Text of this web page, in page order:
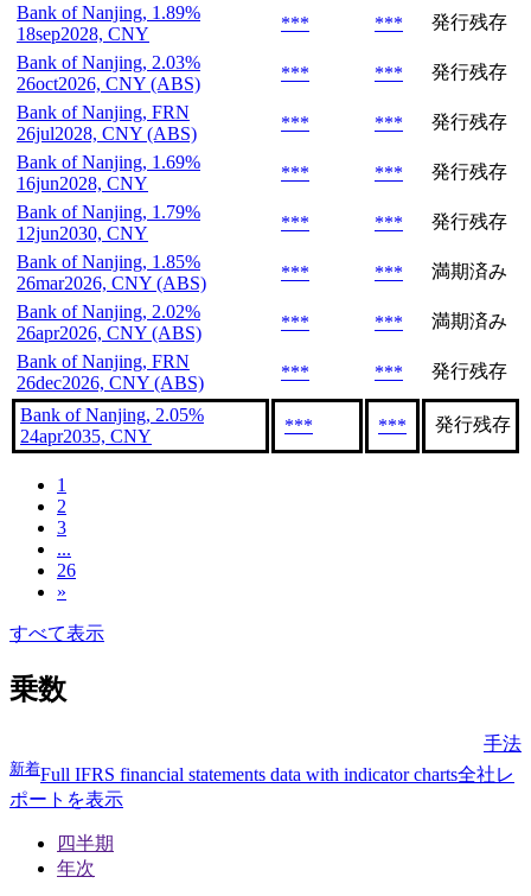
Bank of Nanjing, 1.89%
18sep2028, CNY
*** ***
発行残存
Bank of Nanjing, 2.03%
26oct2026, CNY (ABS)
*** ***
発行残存
Bank of Nanjing, FRN
26jul2028, CNY (ABS)
*** ***
発行残存
Bank of Nanjing, 1.69%
16jun2028, CNY
*** ***
発行残存
Bank of Nanjing, 1.79%
12jun2030, CNY
*** ***
発行残存
Bank of Nanjing, 1.85%
26mar2026, CNY (ABS)
*** ***
満期済み
Bank of Nanjing, 2.02%
26apr2026, CNY (ABS)
*** ***
満期済み
Bank of Nanjing, FRN
26dec2026, CNY (ABS)
*** *** 発行残存
Bank of Nanjing, 2.05%
24apr2035, CNY
*** *** 発行残存
1
2
3
...
26
»
すべて表示
乗数
手法
新着Full IFRS financial statements data with indicator charts全社レ
ポートを表示
四半期
年次